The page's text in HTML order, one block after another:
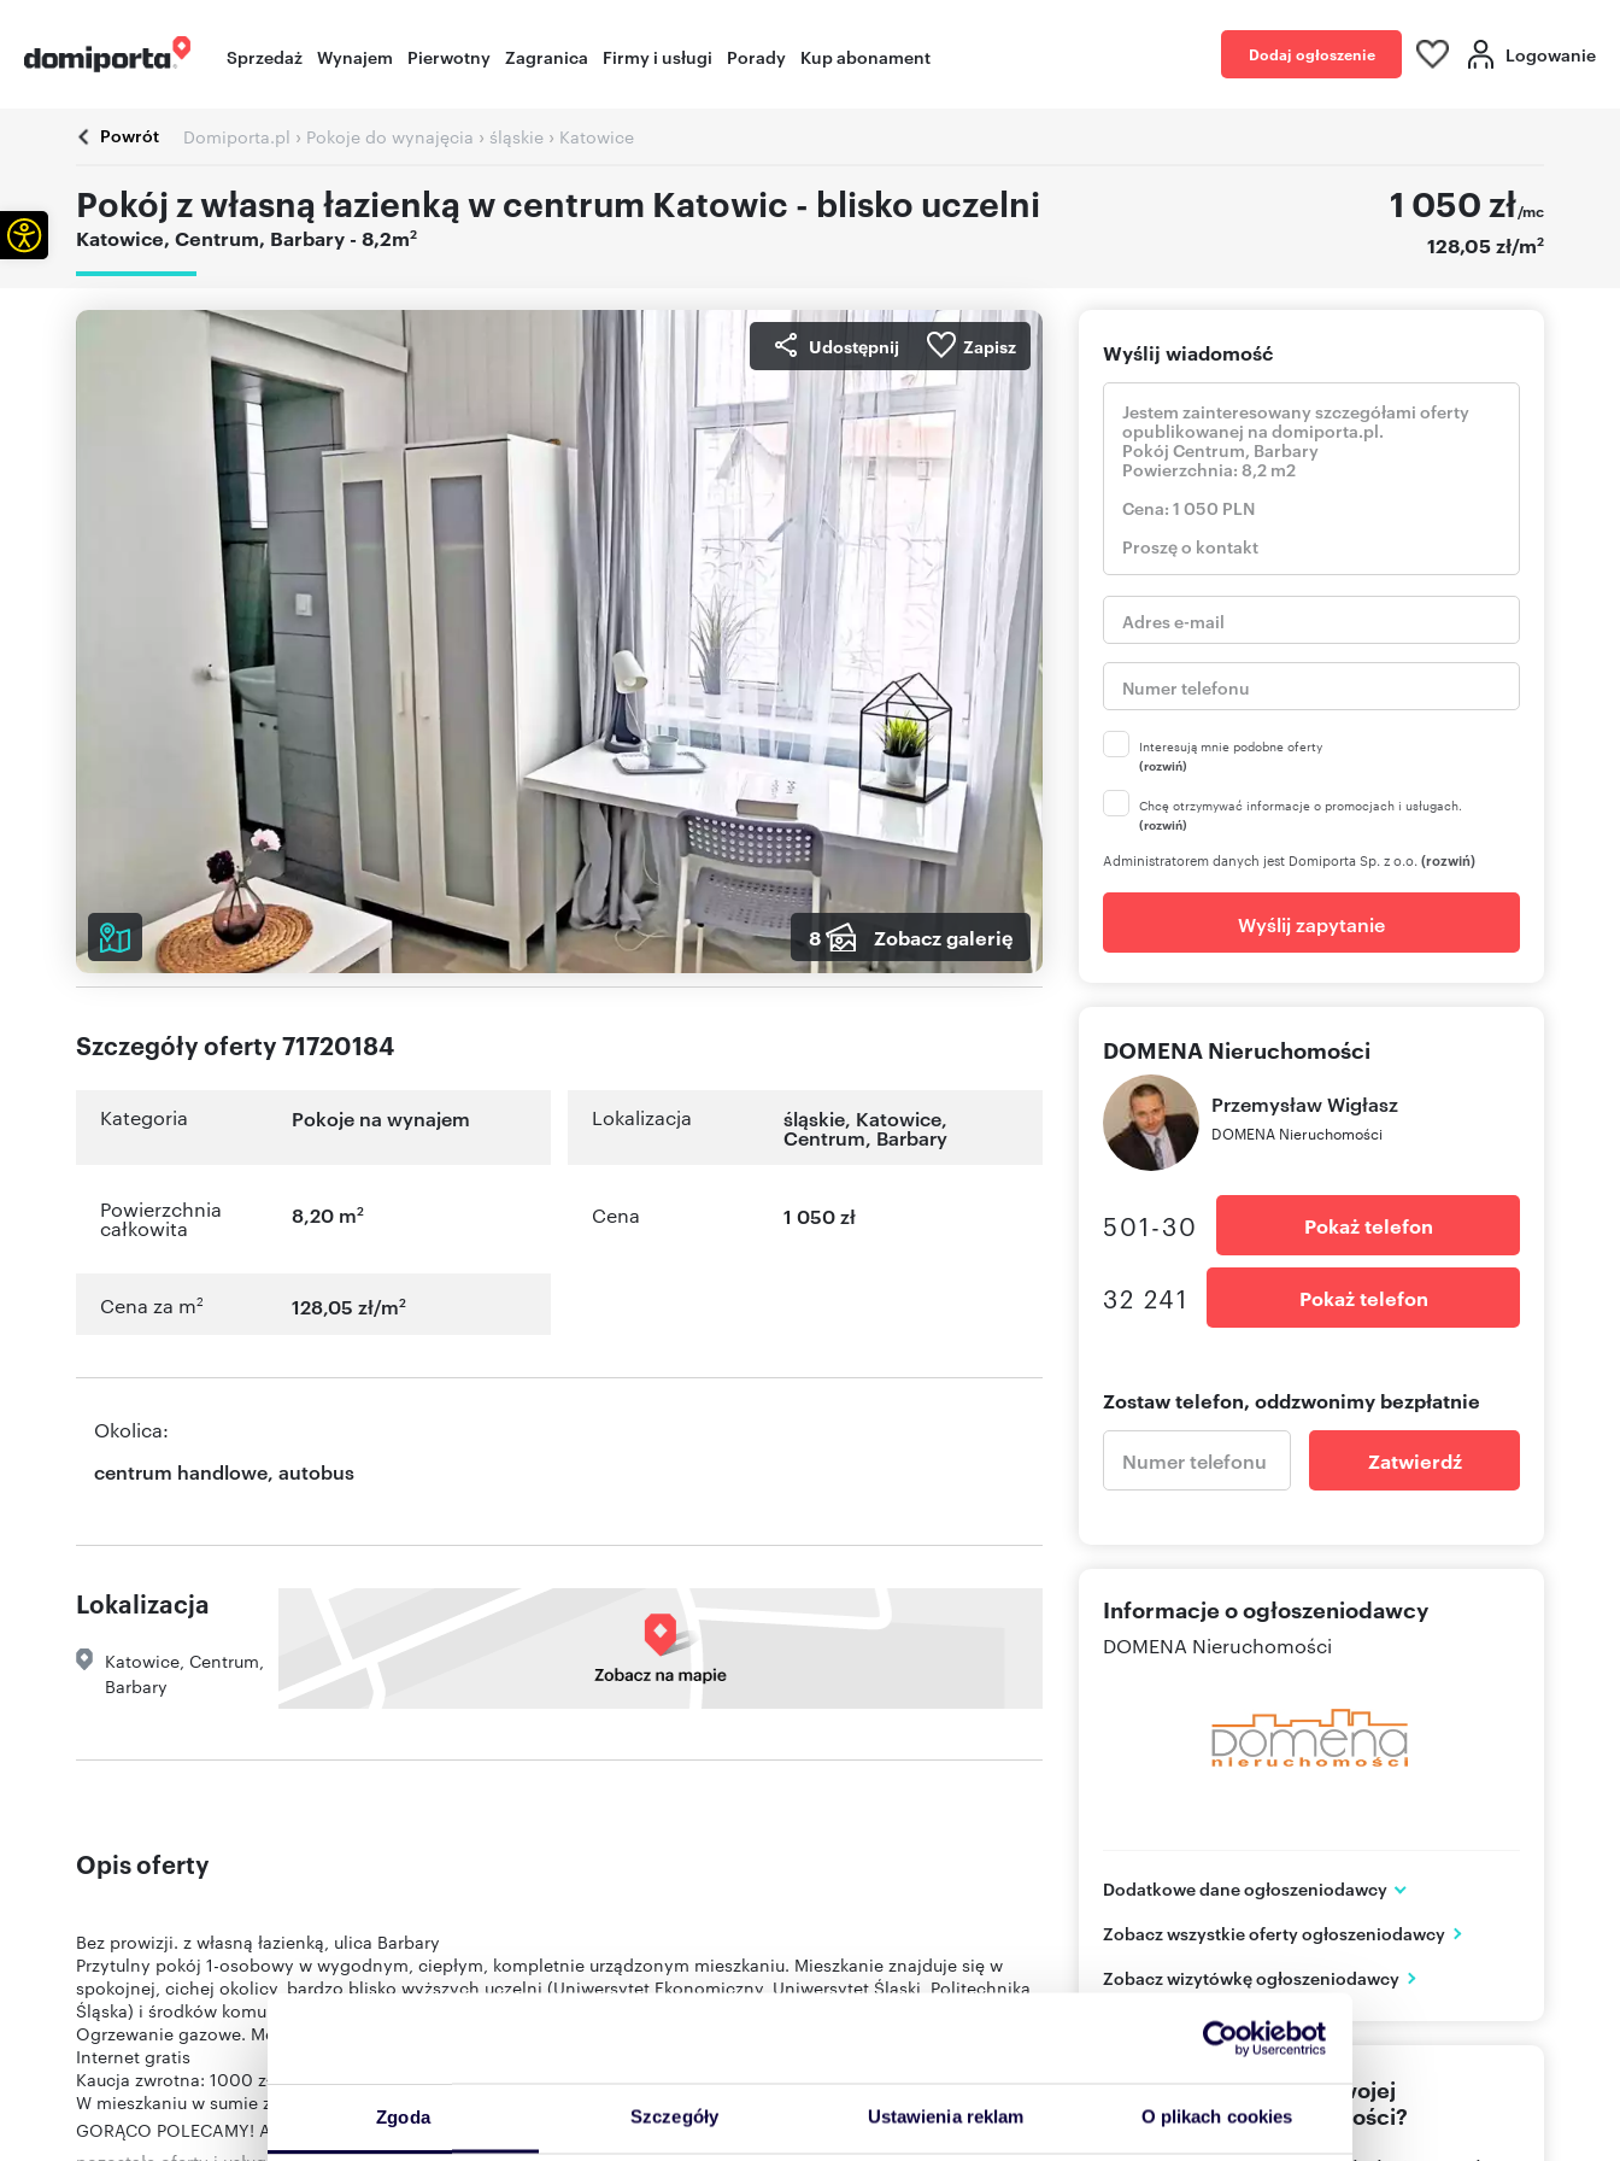
Zgoda Szczegóły Ustawienia reklam O plikach cookies
Sprzedaż Wynajem Pierwotny Zagranica Firmy i usługi Porady Kup abonament Dodaj ogłoszenie Logowanie
Powrót Domiporta.pl › Pokoje do wynajęcia › śląskie › Katowice
Pokój z własną łazienką w centrum Katowic - blisko uczelni
Katowice, Centrum, Barbary - 8,2m2
1 050 zł/mc
128,05 zł/m2
Udostępnij Zapisz
8 Zobacz galerię
Szczegóły oferty 71720184
Kategoria Pokoje na wynajem Lokalizacja śląskie, Katowice,
Centrum, Barbary
Powierzchnia
całkowita
8,20 m2 Cena 1 050 zł
Cena za m2 128,05 zł/m2
Okolica:
centrum handlowe, autobus
Lokalizacja
Katowice Centrum
Barbary
Opis oferty
Bez prowizji. z własną łazienką, ulica Barbary
Przytulny pokój 1-osobowy w wygodnym, ciepłym, kompletnie urządzonym mieszkaniu. Mieszkanie znajduje się w
spokojnej, cichej okolicy, bardzo blisko wyższych uczelni (Uniwersytet Ekonomiczny, Uniwersytet Śląski, Politechnika
Śląska) i środków komunikacji miejskiej. Dostępne miejsca parkingowe, sklepy
Ogrzewanie gazowe. Media płatne dodatkowo według rzeczywistego zużycia
Internet gratis
Kaucja zwrotna: 1000 zł
W mieszkaniu w sumie znajduje się sześć pokoi jednoosobowych
GORĄCO POLECAMY! AGENT PROWADZĄCY - PRZEMYSŁAW WIGŁASZ TEL.
pokaż telefon . Sprawdź nasze
Wyślij wiadomość
Interesują mnie podobne oferty
(rozwiń)
Chcę otrzymywać informacje o promocjach i usługach.
(rozwiń)
Administratorem danych jest Domiporta Sp. z o.o. (rozwiń)
Wyślij zapytanie
DOMENA Nieruchomości
PrzemysławWigłasz
DOMENA Nieruchomości
501-30 Pokaż telefon
32 241 Pokaż telefon
Zostaw telefon, oddzwonimy bezpłatnie
Zatwierdź
Informacje o ogłoszeniodawcy
DOMENA Nieruchomości
Dodatkowe dane ogłoszeniodawcy
Chorzów
PL
506 14 Pokaż telefon
Pokaż telefon
Zobacz wszystkie oferty ogłoszeniodawcy
Zobacz wizytówkę ogłoszeniodawcy
Nie znalazłeś jeszcze swojej
wymarzonej nieruchomości?
Otwórz pasek narzędzi